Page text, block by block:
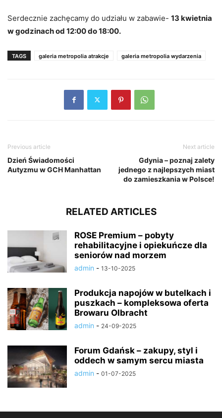
Serdecznie zachęcamy do udziału w zabawie- 13 kwietnia
w godzinach od 12:00 do 18:00.
TAGS galeria metropolia atrakcje galeria metropolia wydarzenia
Previous article
Dzień Świadomości
Autyzmu w GCH Manhattan
Next article
Gdynia – poznaj zalety
jednego z najlepszych miast
do zamieszkania w Polsce!
RELATED ARTICLES
ROSE Premium – pobyty
rehabilitacyjne i opiekuńcze dla
seniorów nad morzem
admin - 13-10-2025
Produkcja napojów w butelkach i
puszkach – kompleksowa oferta
Browaru Olbracht
admin - 24-09-2025
Forum Gdańsk – zakupy, styl i
oddech w samym sercu miasta
admin - 01-07-2025